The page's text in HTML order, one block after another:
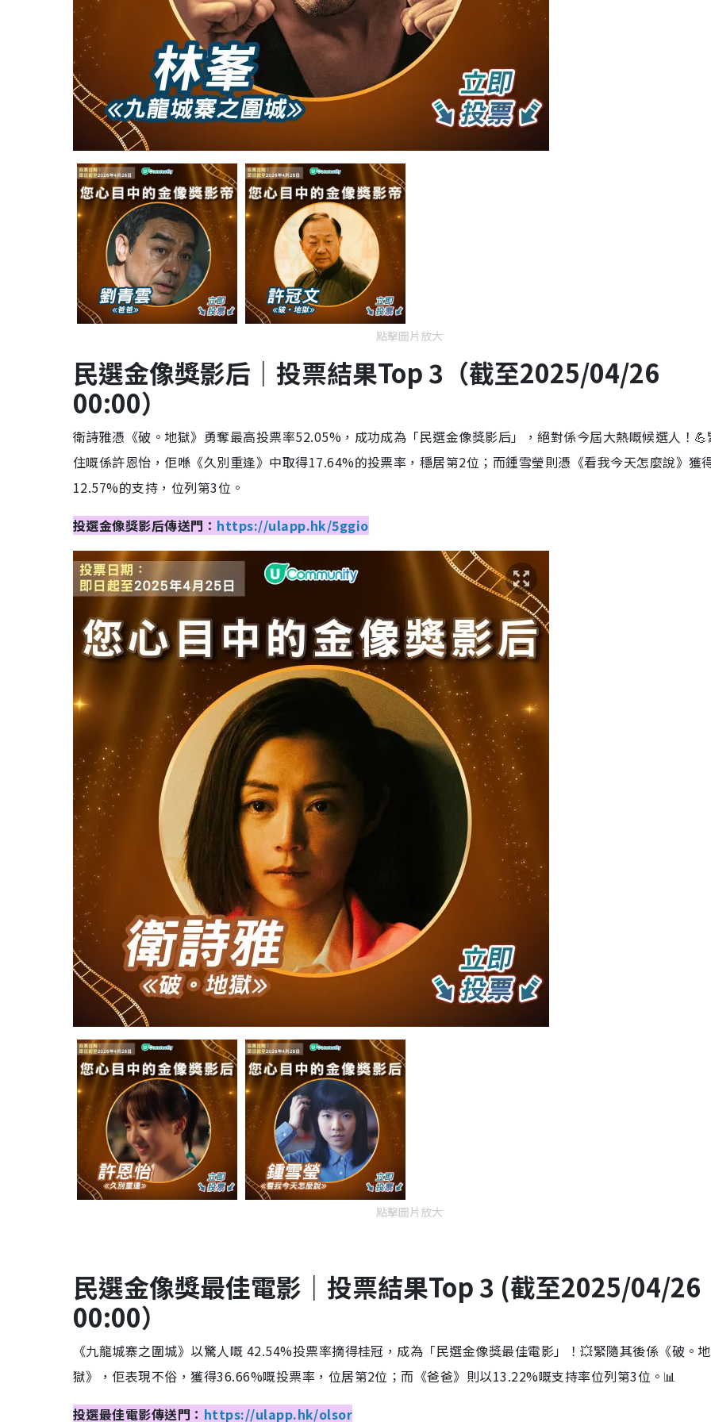
點擊圖片放大
民選金像獎影后｜投票結果Top 3（截至2025/04/26
00:00）
衛詩雅憑《破。地獄》勇奪最高投票率52.05%，成功成為「民選金像獎影后」，絕對係今屆大熱嘅候選人！
住嘅係許恩怡，佢喺《久別重逢》中取得17.64%的投票率，穩居第2位；而鍾雪瑩則憑《看我今天怎麼說》獲
12.57%的支持，位列第3位。
投選金像獎影后傳送門： https://ulapp.hk/5ggio
點擊圖片放大
民選金像獎最佳電影｜ 投票結果Top 3 (截至2025/04/26
00:00）
《九龍城寨之圍城》以驚人嘅 42.54%投票率摘得桂冠，成為「民選金像獎最佳電影」！💥緊隨其後係《破。地
獄》，佢表現不俗，獲得36.66%嘅投票率，位居第2位；而《爸爸》則以13.22%嘅支持率位列第3位。📊
投選最佳電影傳送門： https://ulapp.hk/olsor